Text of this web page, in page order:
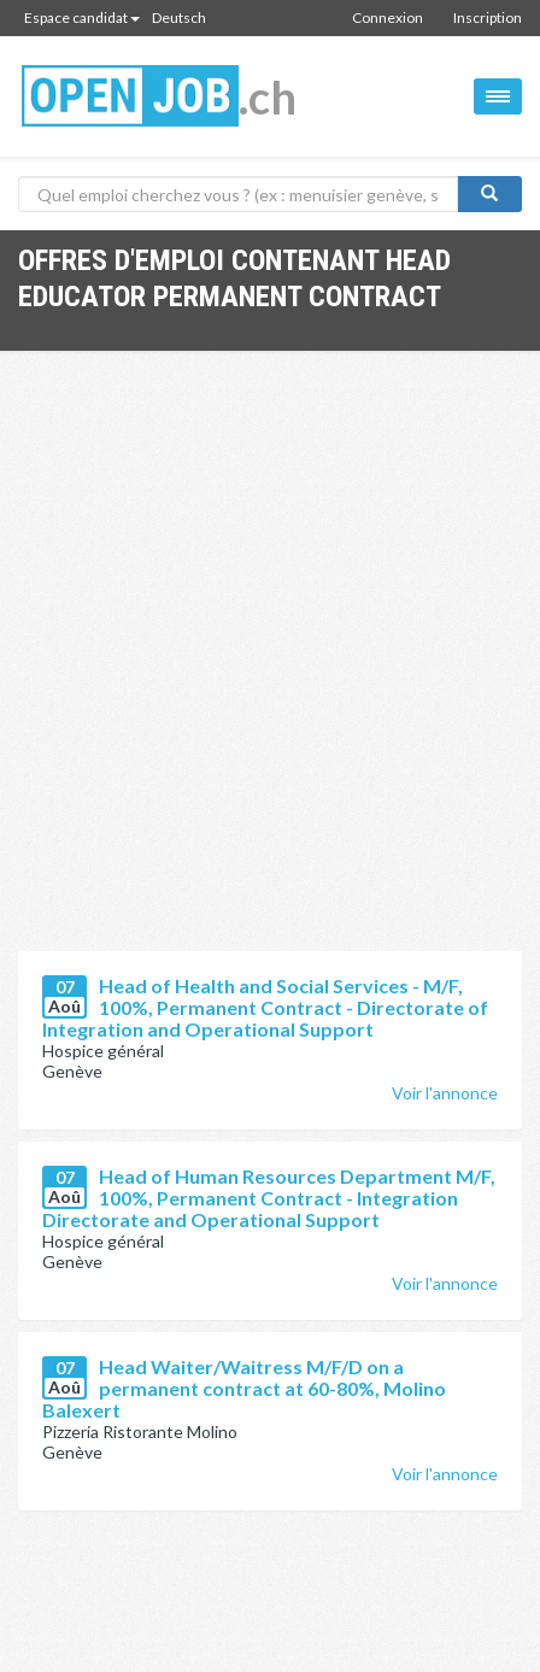
Espace candidat Deutsch Inscription
Connexion
.ch
OFFRES D'EMPLOI CONTENANT HEAD
EDUCATOR PERMANENT CONTRACT
07
Aoû
Head of Health and Social Services - M/F,
100%, Permanent Contract - Directorate of
Integration and Operational Support
Hospice général
Genève
Voir l'annonce
07
Aoû
Head of Human Resources Department M/F,
100%, Permanent Contract - Integration
Directorate and Operational Support
Hospice général
Genève
Voir l'annonce
07
Aoû
Head Waiter/Waitress M/F/D on a
permanent contract at 60-80%, Molino
Balexert
Pizzeria Ristorante Molino
Genève
Voir l'annonce